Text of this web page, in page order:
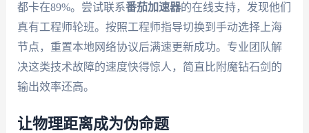
都卡在89%。尝试联系番茄加速器的在线支持，发现他们
真有工程师轮班。按照工程师指导切换到手动选择上海
节点，重置本地网络协议后满速更新成功。专业团队解
决这类技术故障的速度快得惊人，简直比附魔钻石剑的
输出效率还高。
让物理距离成为伪命题